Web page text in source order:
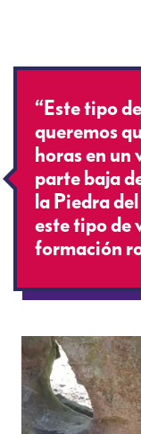
“Este tipo
queremos
horas en un
parte baja
la Piedra
este tipo de
formación